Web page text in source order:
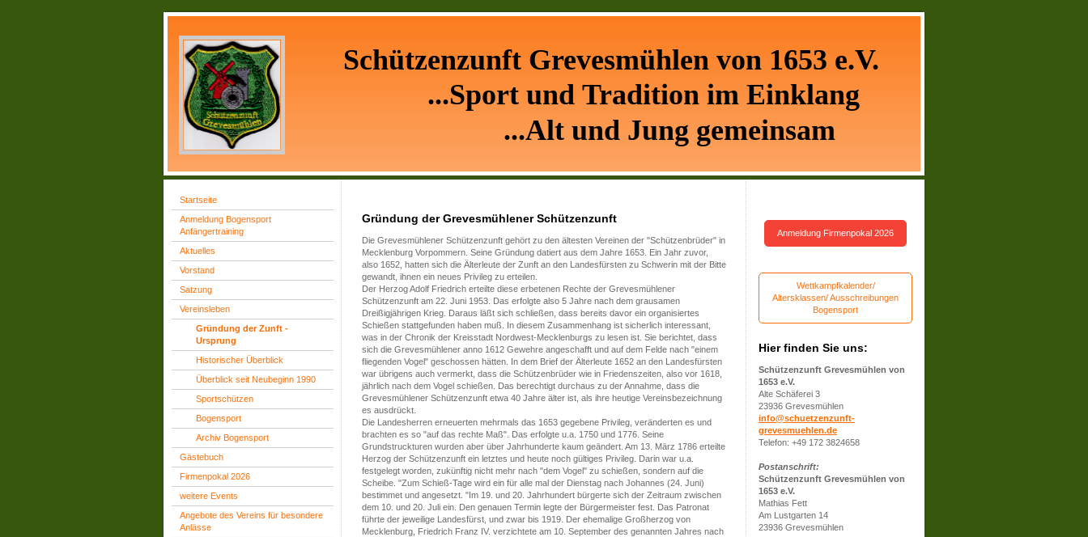
Schützenzunft Grevesmühlen von 1653 e.V.
...Sport und Tradition im Einklang
...Alt und Jung gemeinsam
Startseite
Anmeldung Bogensport
Anfängertraining
Aktuelles
Vorstand
Satzung
Vereinsleben
Gründung der Zunft -
Ursprung
Historischer Überblick
Überblick seit Neubeginn 1990
Sportschützen
Bogensport
Archiv Bogensport
Gästebuch
Firmenpokal 2026
weitere Events
Angebote des Vereins für besondere
Anlässe
Gründung der Grevesmühlener Schützenzunft
Die Grevesmühlener Schützenzunft gehört zu den ältesten Vereinen der "Schützenbrüder" in
Mecklenburg Vorpommern. Seine Gründung datiert aus dem Jahre 1653. Ein Jahr zuvor,
also 1652, hatten sich die Älterleute der Zunft an den Landesfürsten zu Schwerin mit der Bitte
gewandt, ihnen ein neues Privileg zu erteilen.
Der Herzog Adolf Friedrich erteilte diese erbetenen Rechte der Grevesmühlener
Schützenzunft am 22. Juni 1953. Das erfolgte also 5 Jahre nach dem grausamen
Dreißigjährigen Krieg. Daraus läßt sich schließen, dass bereits davor ein organisiertes
Schießen stattgefunden haben muß. In diesem Zusammenhang ist sicherlich interessant,
was in der Chronik der Kreisstadt Nordwest-Mecklenburgs zu lesen ist. Sie berichtet, dass
sich die Grevesmühlener anno 1612 Gewehre angeschafft und auf dem Felde nach "einem
fliegenden Vogel" geschossen hätten. In dem Brief der Älterleute 1652 an den Landesfürsten
war übrigens auch vermerkt, dass die Schützenbrüder wie in Friedenszeiten, also vor 1618,
jährlich nach dem Vogel schießen. Das berechtigt durchaus zu der Annahme, dass die
Grevesmühlener Schützenzunft etwa 40 Jahre älter ist, als ihre heutige Vereinsbezeichnung
es ausdrückt.
Die Landesherren erneuerten mehrmals das 1653 gegebene Privileg, veränderten es und
brachten es so "auf das rechte Maß". Das erfolgte u.a. 1750 und 1776. Seine
Grundstruckturen wurden aber über Jahrhunderte kaum geändert. Am 13. März 1786 erteilte
Herzog der Schützenzunft ein letztes und heute noch gültiges Privileg. Darin war u.a.
festgelegt worden, zukünftig nicht mehr nach "dem Vogel" zu schießen, sondern auf die
Scheibe. "Zum Schieß-Tage wird ein für alle mal der Dienstag nach Johannes (24. Juni)
bestimmet und angesetzt. "Im 19. und 20. Jahrhundert bürgerte sich der Zeitraum zwischen
dem 10. und 20. Juli ein. Den genauen Termin legte der Bürgermeister fest. Das Patronat
führte der jeweilige Landesfürst, und zwar bis 1919. Der ehemalige Großherzog von
Mecklenburg, Friedrich Franz IV. verzichtete am 10. September des genannten Jahres nach
Anmeldung Firmenpokal 2026
Wettkampfkalender/
Altersklassen/ Ausschreibungen
Bogensport
Hier finden Sie uns:
Schützenzunft Grevesmühlen von
1653 e.V.
Alte Schäferei 3
23936 Grevesmühlen
info@schuetzenzunft-
grevesmuehlen.de
Telefon: +49 172 3824658
Postanschrift:
Schützenzunft Grevesmühlen von
1653 e.V.
Mathias Fett
Am Lustgarten 14
23936 Grevesmühlen